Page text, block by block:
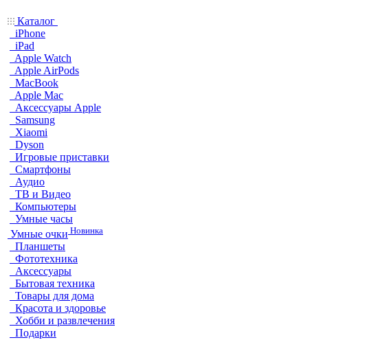
Каталог
iPhone
iPad
Apple Watch
Apple AirPods
MacBook
Apple Mac
Аксессуары Apple
Samsung
Xiaomi
Dyson
Игровые приставки
Смартфоны
Аудио
ТВ и Видео
Компьютеры
Умные часы
Умные очки Новинка
Планшеты
Фототехника
Аксессуары
Бытовая техника
Товары для дома
Красота и здоровье
Хобби и развлечения
Подарки